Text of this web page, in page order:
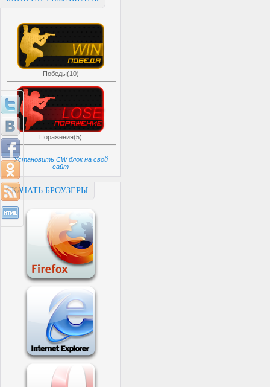
Победы(10)
Поражения(5)
Установить CW блок на свой
сайт
СКАЧАТЬ БРОУЗЕРЫ